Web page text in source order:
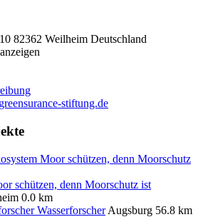
82362 Weilheim Deutschland
anzeigen
stiftung.de
schützen, denn Moorschutz ist
0.0 km
Wasserforscher Augsburg 56.8 km